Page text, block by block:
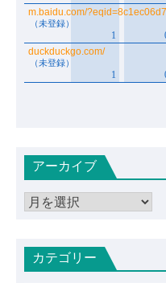
アーカイブ
ア
イカテゴリー